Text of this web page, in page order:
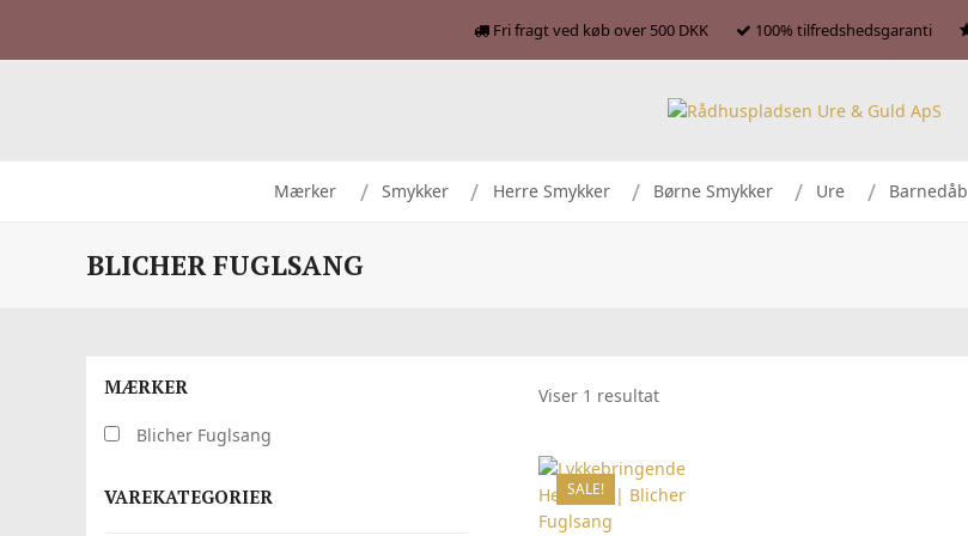
Fri fragt ved køb over 500 DKK 100% tilfredshedsgaranti
Mærker Smykker Herre Smykker Børne Smykker Ure Barnedåb
BLICHER FUGLSANG
MÆRKER
Blicher Fuglsang
VAREKATEGORIER
Viser 1 resultat
SALE!